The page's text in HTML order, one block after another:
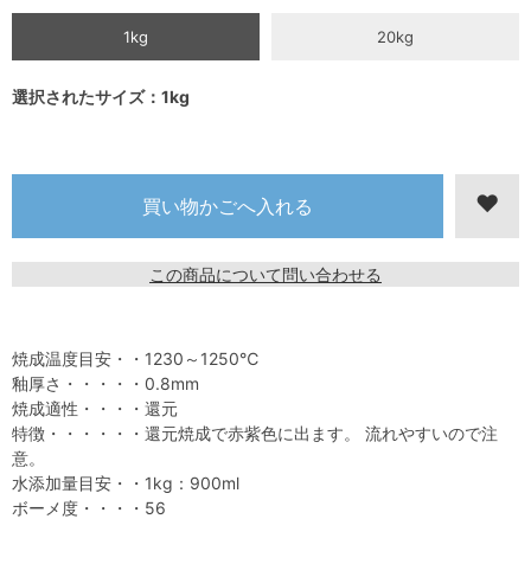
1kg 20kg
選択されたサイズ：1kg
この商品について問い合わせる
焼成温度目安・・1230～1250℃
釉厚さ・・・・・0.8mm
焼成適性・・・・還元
特徴・・・・・・還元焼成で赤紫色に出ます。 流れやすいので注
意。
水添加量目安・・1kg：900ml
ボーメ度・・・・56